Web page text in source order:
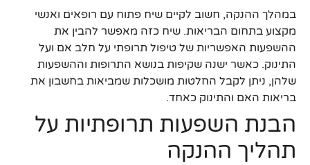
במהלך ההנקה, חשוב לקיים שיח פתוח עם רופאים ואנשי
מקצוע בתחום הבריאות. שיח כזה מאפשר להבין את
ההשפעות האפשריות של טיפול תרופתי על חלב אם ועל
התינוק. כאשר ישנה שקיפות בנושא התרופות וההשפעות
שלהן, ניתן לקבל החלטות מושכלות שמביאות בחשבון את
בריאות האם והתינוק כאחד.
הבנת השפעות תרופתיות על
תהליך ההנקה